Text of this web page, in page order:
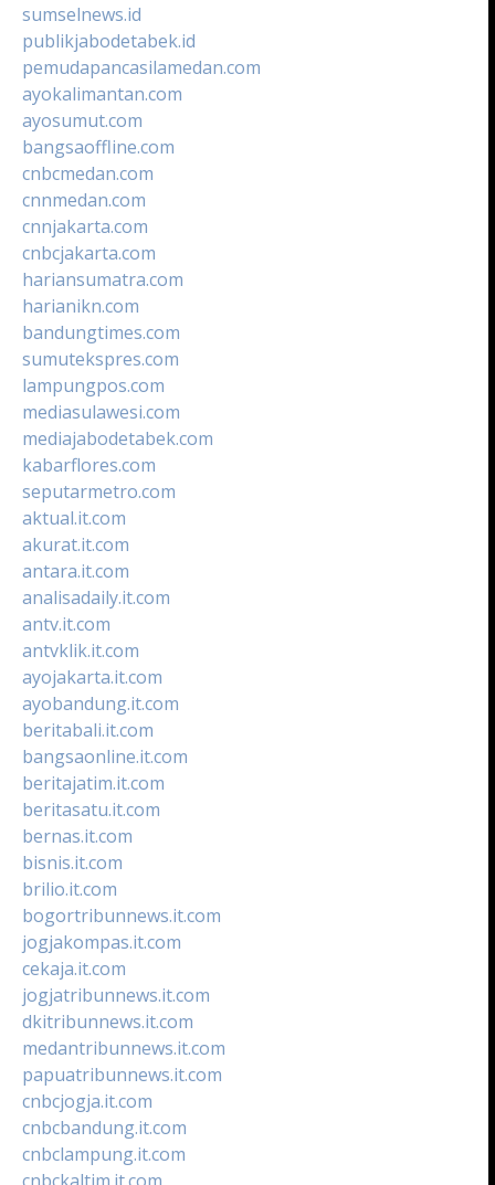
sumselnews.id
publikjabodetabek.id
pemudapancasilamedan.com
ayokalimantan.com
ayosumut.com
bangsaoffline.com
cnbcmedan.com
cnnmedan.com
cnnjakarta.com
cnbcjakarta.com
hariansumatra.com
harianikn.com
bandungtimes.com
sumutekspres.com
lampungpos.com
mediasulawesi.com
mediajabodetabek.com
kabarflores.com
seputarmetro.com
aktual.it.com
akurat.it.com
antara.it.com
analisadaily.it.com
antv.it.com
antvklik.it.com
ayojakarta.it.com
ayobandung.it.com
beritabali.it.com
bangsaonline.it.com
beritajatim.it.com
beritasatu.it.com
bernas.it.com
bisnis.it.com
brilio.it.com
bogortribunnews.it.com
jogjakompas.it.com
cekaja.it.com
jogjatribunnews.it.com
dkitribunnews.it.com
medantribunnews.it.com
papuatribunnews.it.com
cnbcjogja.it.com
cnbcbandung.it.com
cnbclampung.it.com
cnbckaltim.it.com